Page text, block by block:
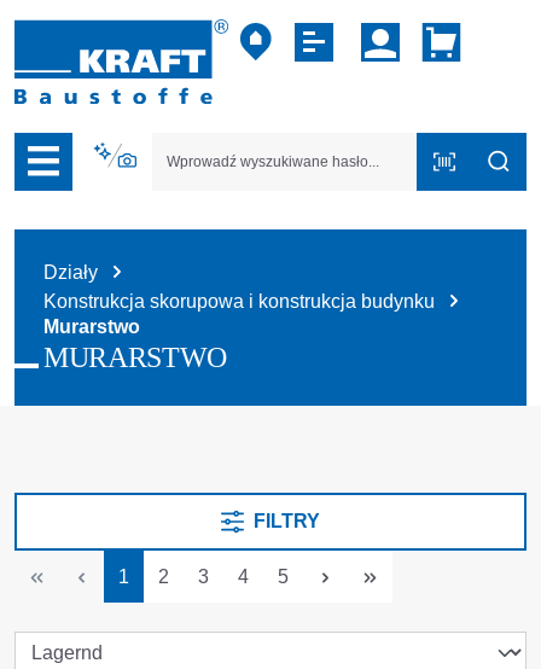
do nawigacji na platformie B2B
Działy
Konstrukcja skorupowa i konstrukcja budynku
Murarstwo
MURARSTWO
FILTRY
Strona
1 Strona
2 Strona
3 Strona
4 Strona
5